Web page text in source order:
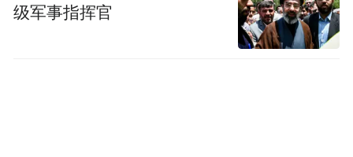
级军事指挥官